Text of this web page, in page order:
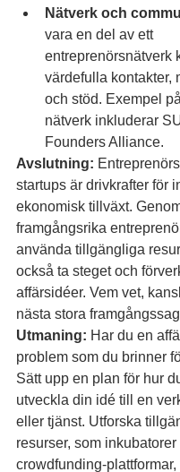
Nätverk och
vara en del av ett
entreprenörsnätverk
värdefulla kontakter,
och stöd. Exempel
nätverk inkluderar
Founders Alliance.
Avslutning:
startups är drivkrafter för
ekonomisk tillväxt.
framgångsrika
använda tillgängliga
också ta steget och
affärsidéer. Vem vet,
nästa stora
Utmaning: Har du en
problem som du brinner
Sätt upp en plan för hur
utveckla din idé till en
eller tjänst. Utforska
resurser, som inkubatorer
crowdfunding-plattformar,